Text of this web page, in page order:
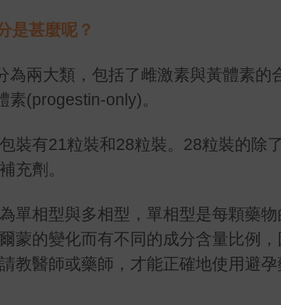
是甚麼呢？
為兩大類，包括了雌激素與黃體素
(progestin-only)。
裝有21粒裝和28粒裝。28粒裝的除
充劑。
單相型與多相型，單相型是每顆藥
蒙的變化而有不同的成分含量比例
教醫師或藥師，才能正確地使用避孕